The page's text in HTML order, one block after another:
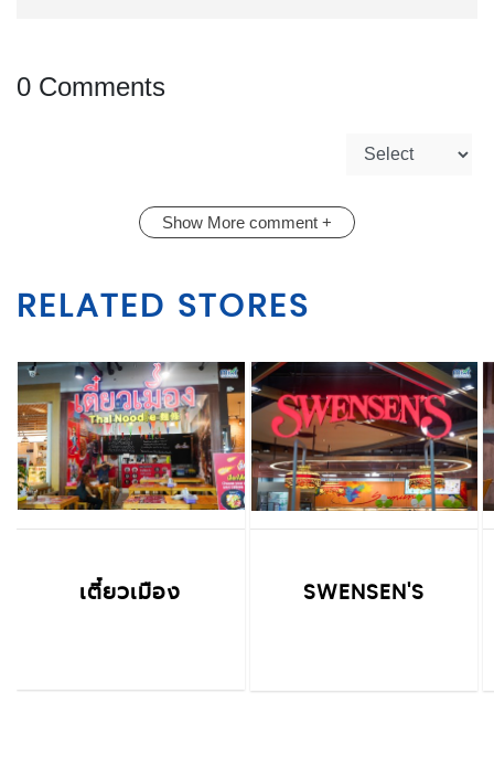
0 Comments
Show More comment +
RELATED STORES
เตี๋ยวเมือง SWENSEN'S